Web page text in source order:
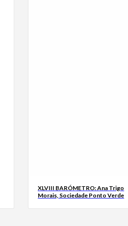
XLVIII BARÓMETRO: Ana Trigo
Morais, Sociedade Ponto Verde